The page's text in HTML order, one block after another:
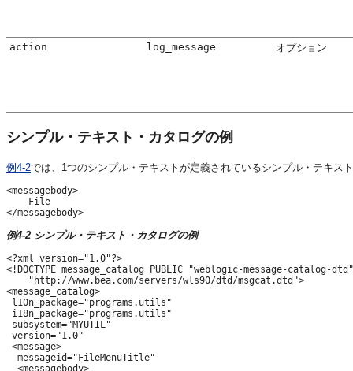
action log_message オプション
シンプル・テキスト・カタログの例
例4-2では、1つのシンプル・テキストが定義されているシンプル・テキス
<messagebody>
    File
</messagebody>
例4-2 シンプル・テキスト・カタログの例
<?xml version="1.0"?>
<!DOCTYPE message_catalog PUBLIC "weblogic-message-catalog-dtd"
    "http://www.bea.com/servers/wls90/dtd/msgcat.dtd">
<message_catalog>
l10n_package="programs.utils"
i18n_package="programs.utils"
subsystem="MYUTIL"
version="1.0"
<message>
  messageid="FileMenuTitle"
  <messagebody>